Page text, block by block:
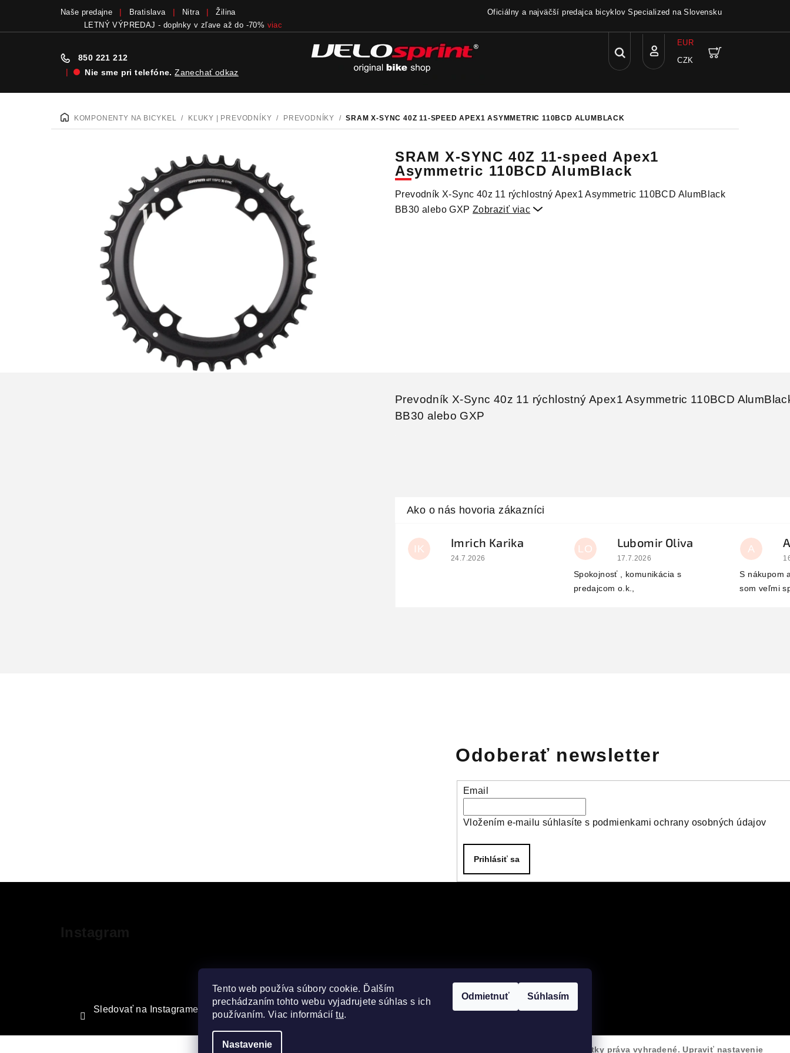
Tento web používa súbory cookie. Ďalším
prechádzaním tohto webu vyjadrujete súhlas s ich
používaním. Viac informáciítu.
Nastavenie
Odmietnuť Súhlasím
Naše predajne Bratislava Nitra Žilina
Oficiálny a najväčší predajca bicyklov Specialized na Slovensku
LETNÝ VÝPREDAJ - doplnky v zľave až do -70% viac
850 221 212
|
Nie sme pri telefóne.Zanechať odkaz
Hľadať
Prihlásenie
EUR
CZK
košík
DOMOVKOMPONENTY NA BICYKEL / KĽUKY | PREVODNÍKY / PREVODNÍKY / SRAM X-SYNC 40Z 11-SPEED APEX1 ASYMMETRIC 110BCD ALUMBLACK
SRAM X-SYNC 40Z 11-speed Apex1
Asymmetric 110BCD AlumBlack
Prevodník X-Sync 40z 11 rýchlostný Apex1 Asymmetric 110BCD AlumBlack
BB30 alebo GXP Zobraziť viac 
Prevodník X-Sync 40z 11 rýchlostný Apex1 Asymmetric 110BCD
BB30 alebo GXP
IK Imrich Karika
Hodnotenie obchodu je 5 z 5 hviezdičiek.
24.7.2026
LO Lubomir Oliva
Hodnotenie obchodu je 5 z 5 hviezdičiek.
17.7.2026
Spokojnosť , komunikácia s
predajcom o.k.,
A
S nákupom
som veľmi
Odoberať newsletter
Email
Vložením e-mailu súhlasíte s podmienkami ochrany osobných údajov
Prihlásiť sa
Sledovať na Instagrame
. Všetky práva vyhradené. Upraviť nastavenie